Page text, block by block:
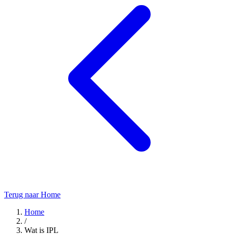
Terug naar Home
Home
/
Wat is IPL